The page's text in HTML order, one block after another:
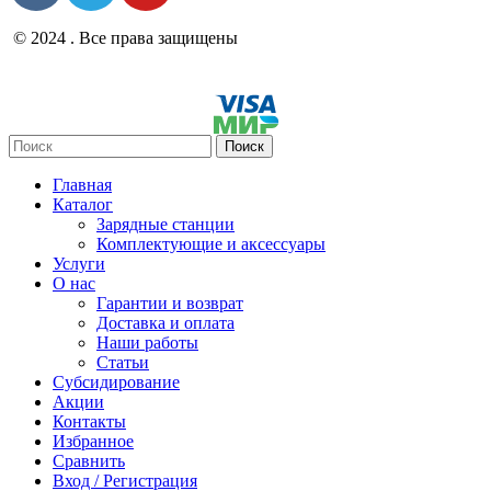
© 2024 . Все права защищены
Поиск
Главная
Каталог
Зарядные станции
Комплектующие и аксессуары
Услуги
О нас
Гарантии и возврат
Доставка и оплата
Наши работы
Статьи
Субсидирование
Акции
Контакты
Избранное
Сравнить
Вход / Регистрация